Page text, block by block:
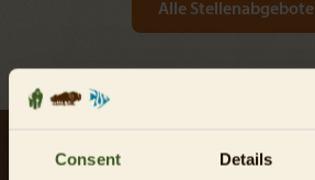
Consent Details
Alle Stellenabgebote